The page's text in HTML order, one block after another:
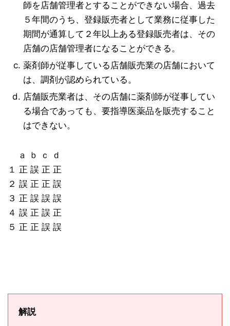
師を店舗管理者とすることができない場合、過去
５年間のうち、登録販売者として業務に従事した
期間が通算して２年以上ある登録販売者は、その
店舗の店舗管理者になることができる。
薬剤師が従事している店舗販売業の店舗において
は、調剤が認められている。
店舗販売業者は、その店舗に薬剤師が従事してい
る場合であっても、要指導医薬品を販売すること
はできない。
ａ ｂ ｃ ｄ
１ 正 誤 正 正
２ 誤 正 正 誤
３ 正 誤 誤 誤
４ 誤 正 誤 正
５ 正 正 誤 誤
解説